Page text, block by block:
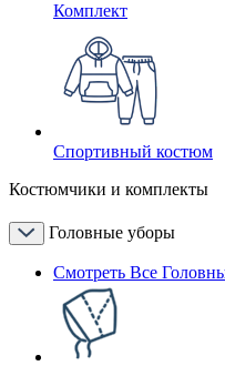
Комплект
Спортивный костюм
Костюмчики и комплекты
Головные уборы
Смотреть Все